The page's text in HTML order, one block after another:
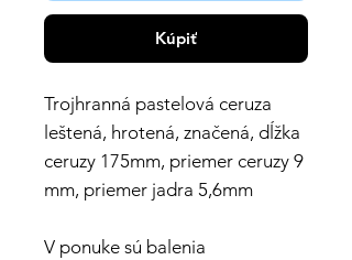
Kúpiť
Trojhranná pastelová ceruza
leštená, hrotená, značená, dĺžka
ceruzy 175mm, priemer ceruzy 9
mm, priemer jadra 5,6mm
V ponuke sú balenia